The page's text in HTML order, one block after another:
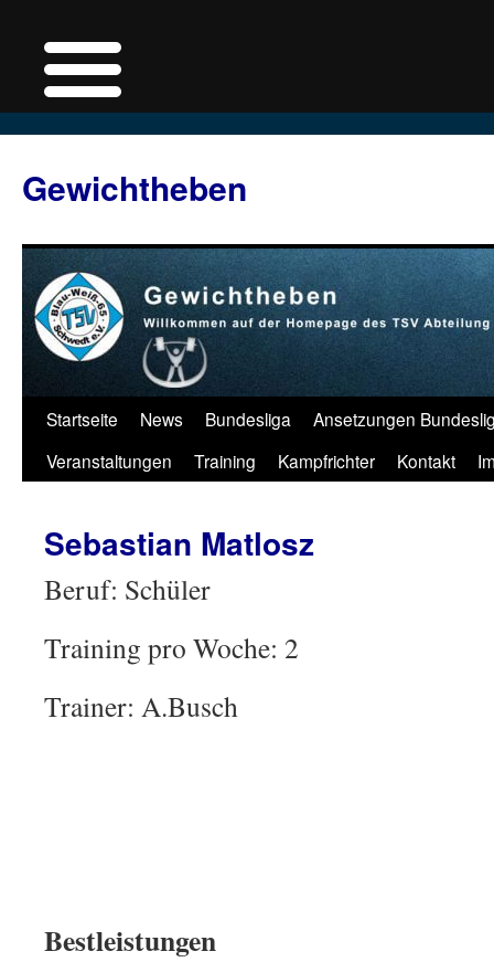
springen
Gewichtheben
Startseite News Bundesliga
Ansetzungen
Veranstaltungen
Training Kampfrichter Kontakt
Sebastian Matlosz
Beruf: Schüler
Training pro Woche: 2
Trainer: A.Busch
Bestleistungen